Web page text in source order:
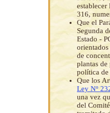
316,
Que el
Segunda
Estado -
de
plantas
política de
Que los
Ley Nº
una vez
del